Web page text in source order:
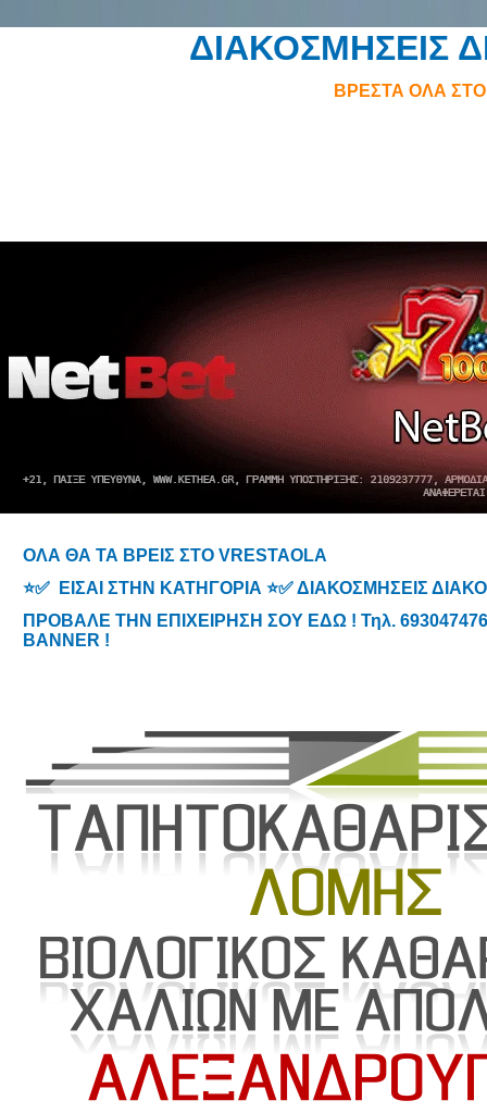
ΔΙΑΚΟΣΜΗΣΕΙΣ
ΒΡΕΣΤΑ ΟΛΑ
ΟΛΑ ΘΑ ΤΑ ΒΡΕΙΣ ΣΤΟ VRESTAOLA
⭐✅ ΕΙΣΑΙ ΣΤΗΝ ΚΑΤΗΓΟΡΙΑ ⭐✅ ΔΙΑΚΟΣΜΗΣΕΙΣ
ΠΡΟΒΑΛΕ ΤΗΝ ΕΠΙΧΕΙΡΗΣΗ ΣΟΥ ΕΔΩ ! Τηλ.
BANNER !